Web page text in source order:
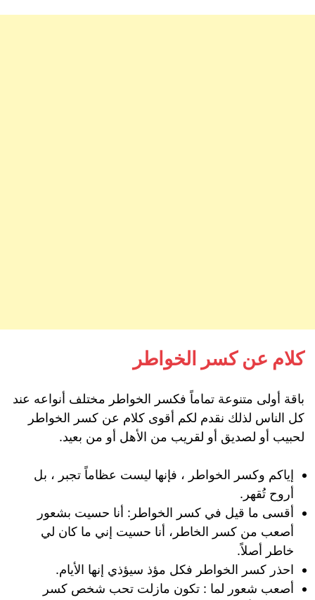
كلام عن كسر الخواطر
باقة أولى متنوعة تماماً فكسر الخواطر مختلف أنواعه عند
كل الناس لذلك نقدم لكم أقوى كلام عن كسر الخواطر
لحبيب أو لصديق أو لقريب من الأهل أو من بعيد.
إياكم وكسر الخواطر ، فإنها ليست عظاماً تجبر ، بل
أروح تُقهر.
أقسى ما قيل في كسر الخواطر: أنا حسيت بشعور
أصعب من كسر الخاطر، أنا حسيت إني ما كان لي
خاطر أصلاً.
احذر كسر الخواطر فكل مؤذ سيؤذي إنها الأيام.
أصعب شعور لما : تكون مازلت تحب شخص كسر